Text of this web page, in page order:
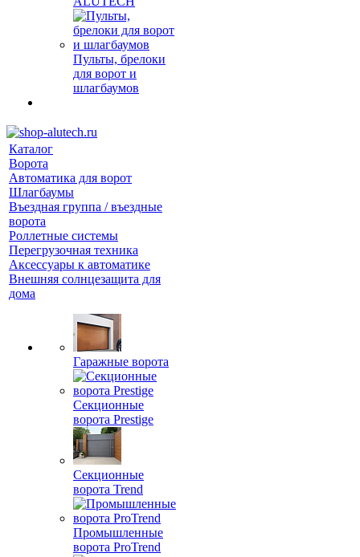
Пульты, брелоки
для ворот и
шлагбаумов
Каталог
Ворота
Автоматика для ворот
Шлагбаумы
Въездная группа / въездные
ворота
Роллетные системы
Перегрузочная техника
Аксессуары к автоматике
Внешняя солнцезащита для
дома
Гаражные ворота
Секционные
ворота Prestige
Секционные
ворота Trend
Промышленные
ворота ProTrend